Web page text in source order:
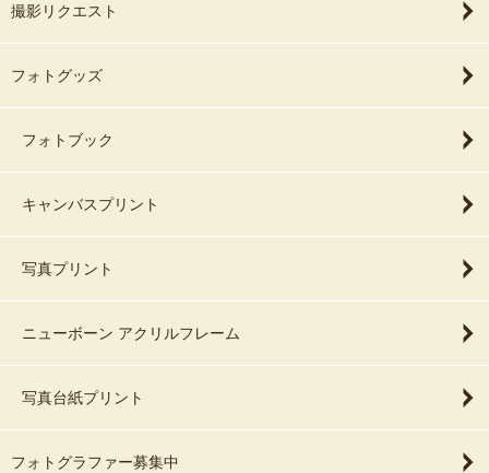
撮影リクエスト
フォトグッズ
フォトブック
キャンバスプリント
写真プリント
ニューボーン アクリルフレーム
写真台紙プリント
フォトグラファー募集中